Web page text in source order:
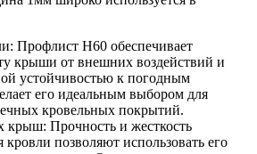
Профлист Н60 обеспечивает
крыши от внешних воздействий и
устойчивостью к погодным
его идеальным выбором для
кровельных покрытий.
крыш: Прочность и жесткость
кровли позволяют использовать его